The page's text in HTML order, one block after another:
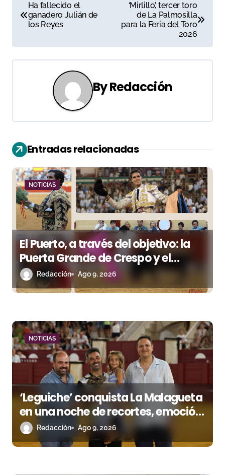
a
v
e
c
i
ó
n
d
e
e
n
t
a
d
s
Ha fallecido el
ganadero Julián de
los Reyes
‘Mirlillo’, tercer toro
de La Palmosilla
para la Feria del Toro
2026
ByRedacción
Entradas relacionadas
NOTICIAS
El Puerto, a través del objetivo: la
Puerta Grande de Crespo y el
aroma de Morante
Redacción Ago 9, 2026
NOTICIAS
‘Leguiche’ conquista La Malagueta
en una noche de recortes, emoción
y gran ambiente
Redacción Ago 9, 2026